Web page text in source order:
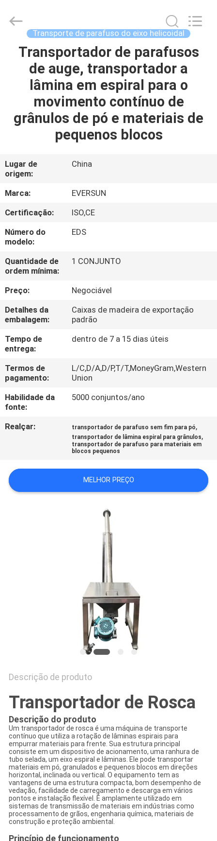
CASA
PRODUTOS
SHOW
DE
SOBRE
NÓS
EXCURSÃO
DA
FÁBRICA
CONTROLE
DA
QUALIDADE
CONTACTE-
NOS
PEÇA
CITAÇÕES
SITEMAP
POLÍTICA
(Henan)
Reserved.
Transporte de parafuso do eixo helicoidal
Transportador de parafusos
de auge, transportador a
lâmina em espiral para o
movimento contínuo de
grânulos de pó e materiais de
pequenos blocos
Lugar de
origem:
China
Marca:
EVERSUN
Certificação:
ISO,CE
Número do
modelo:
EDS
Quantidade de
ordem mínima:
1 CONJUNTO
Preço:
Negociável
Detalhes da
embalagem:
Caixas de madeira de exportação
padrão
Tempo de
entrega:
dentro de 7 a 15 dias úteis
Termos de
pagamento:
L/C,D/A,D/P,T/T,MoneyGram,Western
Union
Habilidade da
fonte:
5000 conjuntos/ano
Realçar: transportador de parafuso sem fim para pó,
transportador de lâmina espiral para grânulos,
transportador de parafuso para materiais em
blocos pequenos
MELHOR PREÇO
Descrição de produto
Transportador de Rosca
Descrição do produto
Um transportador de rosca é uma máquina de transporte
contínuo que utiliza a rotação de lâminas espirais para
empurrar materiais para frente. Sua estrutura principal
consiste em um dispositivo de acionamento, uma ranhura de
tubo selada, um eixo espiral e lâminas. Ele pode transportar
materiais em pó, granulados e pequenos blocos em direções
horizontal, inclinada ou vertical. O equipamento tem as
vantagens de uma estrutura compacta, bom desempenho de
vedação, facilidade de carregamento e descarga em vários
pontos e instalação flexível. É amplamente utilizado em
sistemas de transmissão de materiais em indústrias como
processamento de grãos, engenharia química, materiais de
construção e proteção ambiental.
Princípio de funcionamento